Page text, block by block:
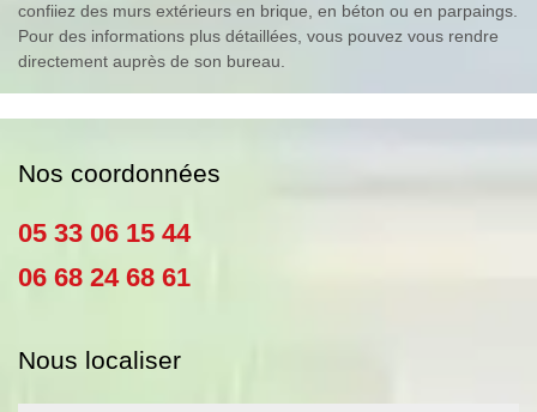
confiiez des murs extérieurs en brique, en béton ou en parpaings.
Pour des informations plus détaillées, vous pouvez vous rendre
directement auprès de son bureau.
Nos coordonnées
05 33 06 15 44
06 68 24 68 61
Nous localiser